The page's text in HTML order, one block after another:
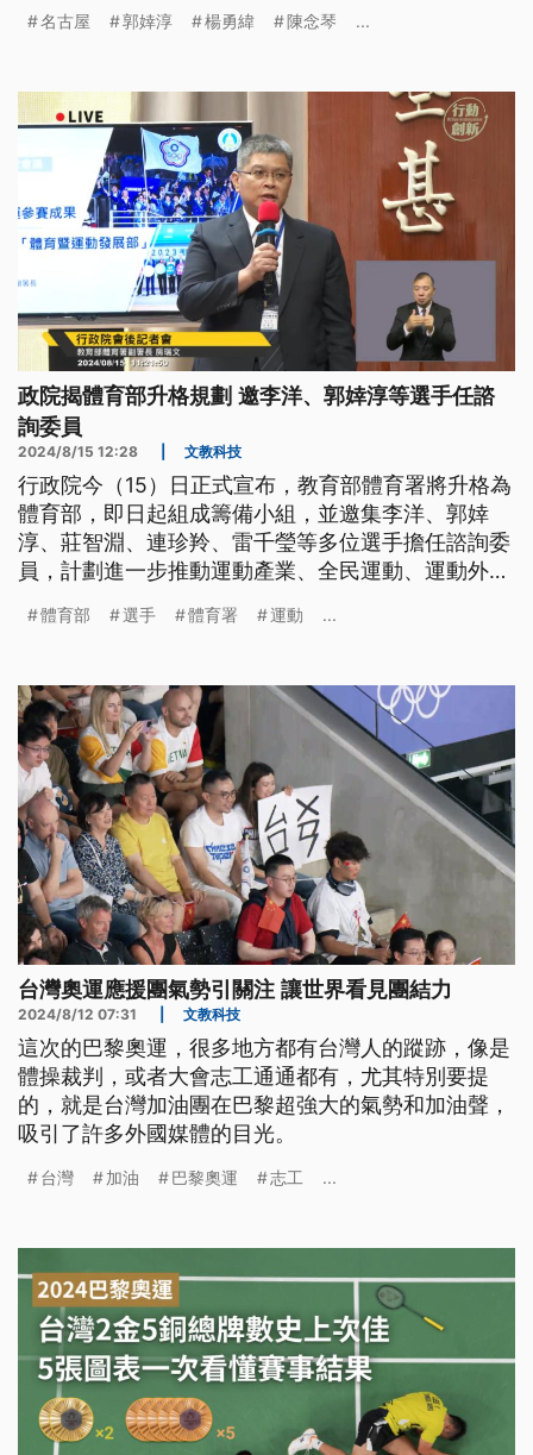
名古屋 郭婞淳 楊勇緯 陳念琴 ...
政院揭體育部升格規劃 邀李洋、郭婞淳等選手任諮
詢委員
2024/8/15 12:28 文教科技
行政院今（15）日正式宣布，教育部體育署將升格為
體育部，即日起組成籌備小組，並邀集李洋、郭婞
淳、莊智淵、連珍羚、雷千瑩等多位選手擔任諮詢委
員，計劃進一步推動運動產業、全民運動、運動外交
心。
體育部 選手 體育署 運動 ...
台灣奧運應援團氣勢引關注 讓世界看見團結力
2024/8/12 07:31 文教科技
這次的巴黎奧運，很多地方都有台灣人的蹤跡，像是
體操裁判，或者大會志工通通都有，尤其特別要提
的，就是台灣加油團在巴黎超強大的氣勢和加油聲，
吸引了許多外國媒體的目光。
台灣 加油 巴黎奧運 志工 ...